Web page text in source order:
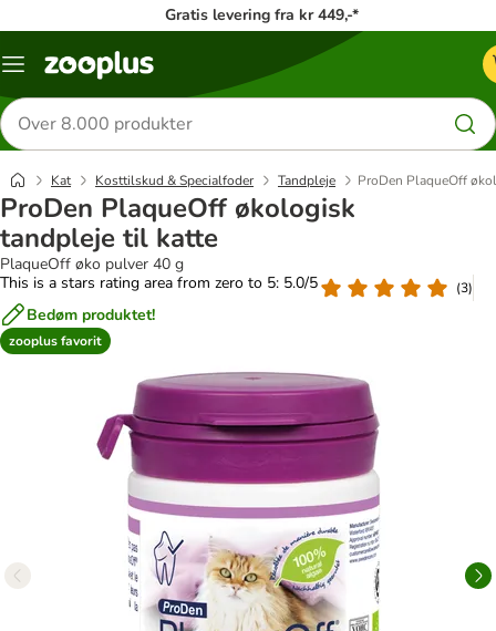
Gratis levering fra kr 449,-*
Menu
Søg
efter
produkter
Kat Kosttilskud & Specialfoder Tandpleje ProDen PlaqueOff
ProDen PlaqueOff økologisk
tandpleje til katte
PlaqueOff øko pulver 40 g
This is a stars rating area from zero to 5: 5.0/5
(3)
Bedøm produktet!
zooplus favorit